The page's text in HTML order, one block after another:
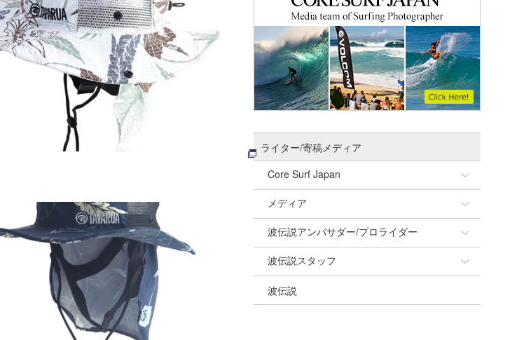
ライター/寄稿メディア
Core Surf Japan
Naoya Kimoto
mitsuteru Kamio
Yasunari Inoue
Yoshiyuki Obata
メディア
SURFMEDIA
Colors MAGAZINE
WAVAL
波伝説アンバサダー/プロライダー
福島寿実子
中浦“JET”章
波伝説スタッフ
☆加藤
波伝説